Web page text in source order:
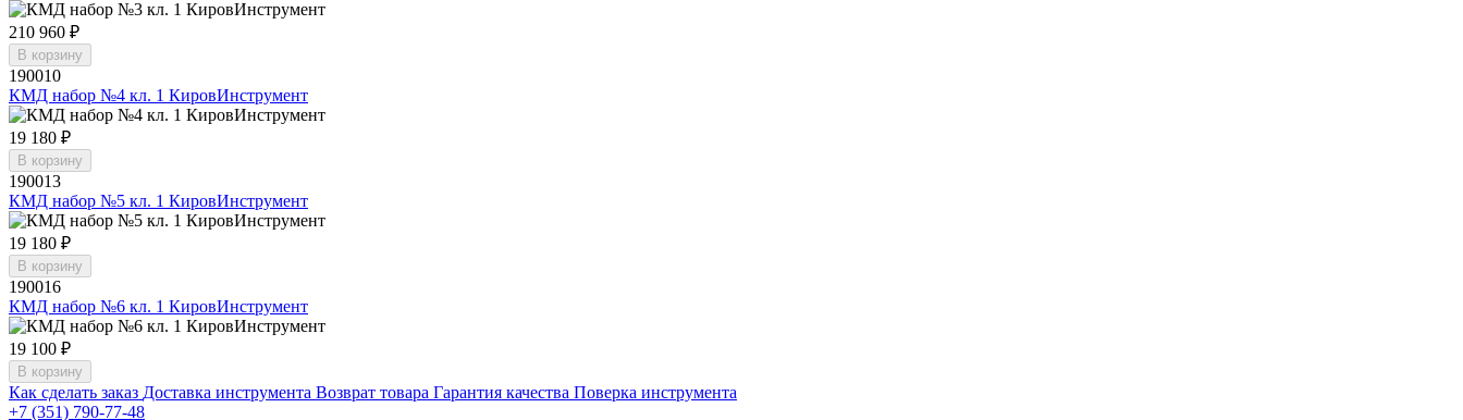
210 960 ₽
В корзину
190010
КМД набор №4 кл. 1 КировИнструмент
19 180 ₽
В корзину
190013
КМД набор №5 кл. 1 КировИнструмент
19 180 ₽
В корзину
190016
КМД набор №6 кл. 1 КировИнструмент
19 100 ₽
В корзину
Как сделать заказ Доставка инструмента Возврат товара Гарантия качества Поверка инструмента
+7 (351) 790-77-48